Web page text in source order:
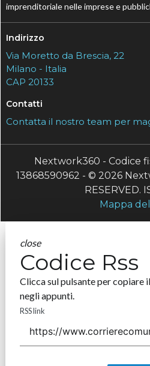
imprenditoriale nelle imprese e
Indirizzo
Via Moretto da Brescia, 22
Milano - Italia
CAP 20133
Contatti
Contatta il nostro team per
Nextwork360 - Codice
13868590962 - © 2026
RESERVED.
Mappa
close
Codice Rss
Clicca sul pulsante per copiare
negli appunti.
RSS link